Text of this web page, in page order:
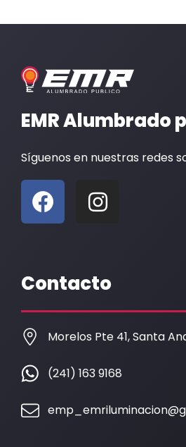
EMR Alumbrado
Síguenos en nuestras redes
F
a
c
b
o
o
k
I
n
a
g
r
a
m
Contacto
Morelos Pte 41, Santa
(241) 163 9168